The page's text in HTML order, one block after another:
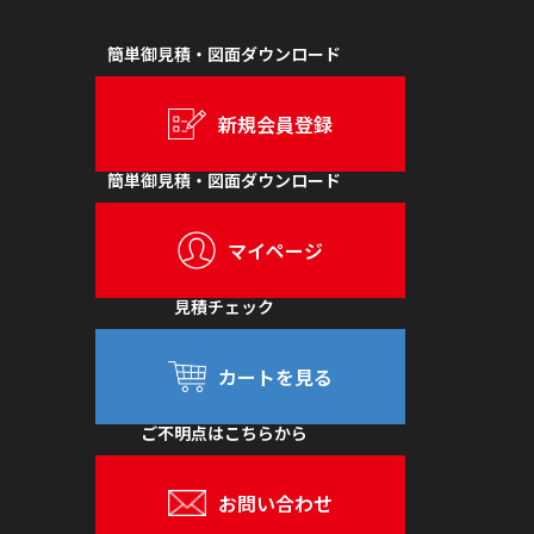
簡単御見積・図面ダウンロード
新規会員登録
簡単御見積・図面ダウンロード
マイページ
見積チェック
カートを見る
ご不明点はこちらから
お問い合わせ